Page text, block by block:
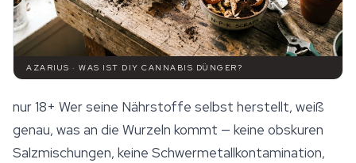
AZARIUS · WAS IST DIY CANNABIS DÜNGER?
nur 18+ Wer seine Nährstoffe selbst herstellt, weiß
genau, was an die Wurzeln kommt — keine obskuren
Salzmischungen, keine Schwermetallkontamination,